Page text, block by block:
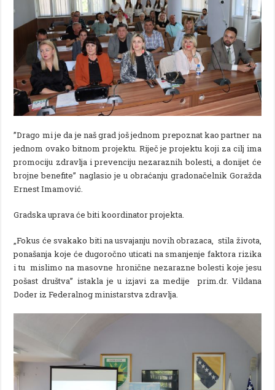
”Drago mi je da je naš grad još jednom prepoznat kao partner na
jednom ovako bitnom projektu. Riječ je projektu koji za cilj ima
promociju zdravlja i prevenciju nezaraznih bolesti, a donijet će
brojne benefite” naglasio je u obraćanju gradonačelnik Goražda
Ernest Imamović.
Gradska uprava će biti koordinator projekta.
„Fokus će svakako biti na usvajanju novih obrazaca, stila života,
ponašanja koje će dugoročno uticati na smanjenje faktora rizika
i tu mislimo na masovne hronične nezarazne bolesti koje jesu
pošast društva” istakla je u izjavi za medije prim.dr. Vildana
Doder iz Federalnog ministarstva zdravlja.